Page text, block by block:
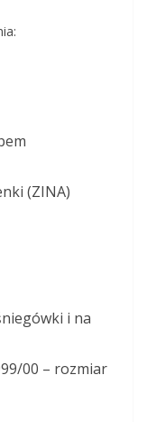
(ZINA)
i na
00 – rozmiar